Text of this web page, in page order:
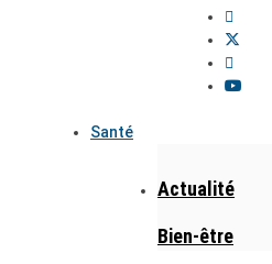
Santé
Actualité
Bien-être